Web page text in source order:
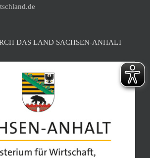
DAS LAND SACHSEN-ANHALT